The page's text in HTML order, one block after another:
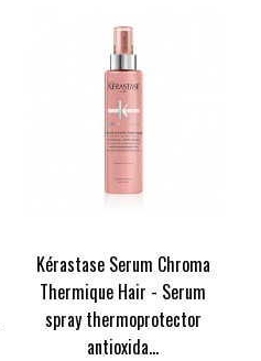
Kérastase Serum Chroma
Thermique Hair - Serum
spray thermoprotector
antioxida...